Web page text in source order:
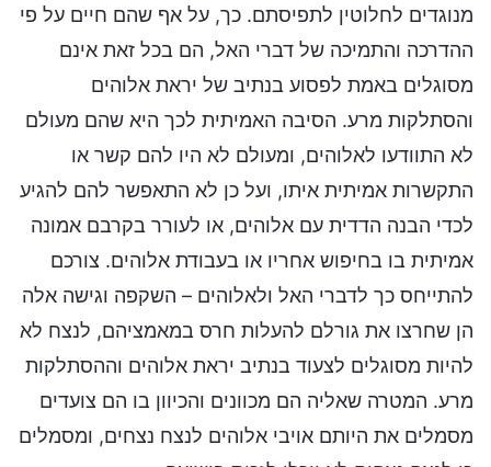
מנוגדים לחלוטין לתפיסתם. כך, על אף שהם חיים על פי
ההדרכה והתמיכה של דברי האל, הם בכל זאת אינם
מסוגלים באמת לפסוע בנתיב של יראת אלוהים
והסתלקות מרע. הסיבה האמיתית לכך היא שהם מעולם
לא התוודעו לאלוהים, ומעולם לא היו להם קשר או
התקשרות אמיתית איתו, ועל כן לא התאפשר להם להגיע
לכדי הבנה הדדית עם אלוהים, או לעורר בקרבם אמונה
אמיתית בו בחיפוש אחריו או בעבודת אלוהים. צורכם
להתייחס כך לדברי האל ולאלוהים – השקפה וגישה אלה
הן שחרצו את גורלם להעלות חרס במאמציהם, לנצח לא
להיות מסוגלים לצעוד בנתיב יראת אלוהים וההסתלקות
מרע. המטרה שאליה הם מכוונים והכיוון בו הם צועדים
מסמלים את היותם אויבי אלוהים לנצח נצחים, ומסמלים